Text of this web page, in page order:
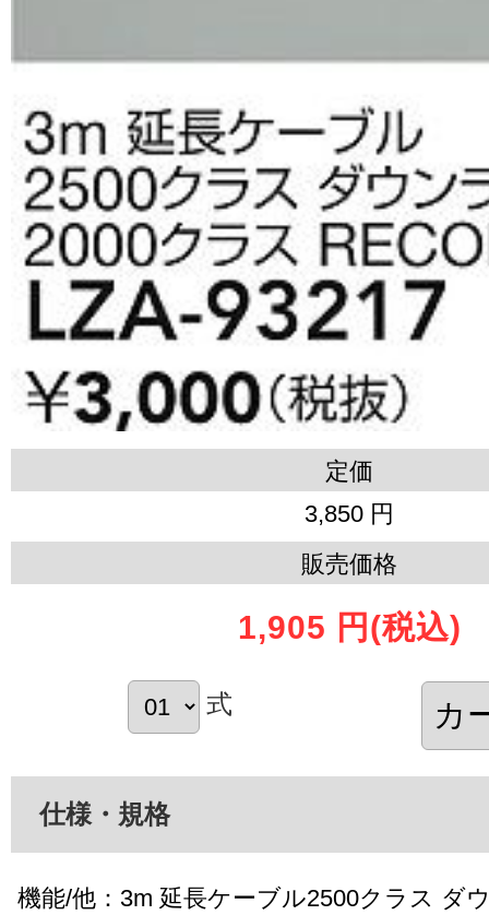
定価
3,850 円
販売価格
1,905 円 (税込)
式
仕様・規格
機能/他：3m 延長ケーブル2500クラス ダ